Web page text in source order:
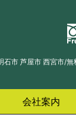
市 芦屋市 西宮市/
会社案内